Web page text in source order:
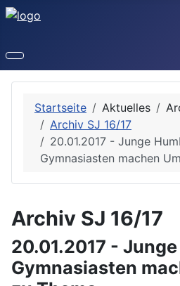
Startseite Aktuelles
Archiv SJ 16/17
20.01.2017 - Junge
Gymnasiasten machen
Archiv SJ 16/17
20.01.2017 -
Gymnasiasten